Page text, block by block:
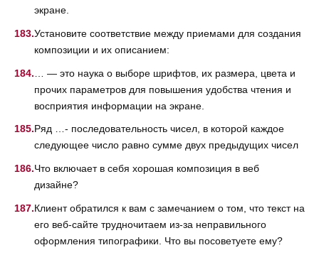
экране.
Установите соответствие между приемами для создания
композиции и их описанием:
… — это наука о выборе шрифтов, их размера, цвета и
прочих параметров для повышения удобства чтения и
восприятия информации на экране.
Ряд …- последовательность чисел, в которой каждое
следующее число равно сумме двух предыдущих чисел
Что включает в себя хорошая композиция в веб
дизайне?
Клиент обратился к вам с замечанием о том, что текст на
его веб-сайте трудночитаем из-за неправильного
оформления типографики. Что вы посоветуете ему?